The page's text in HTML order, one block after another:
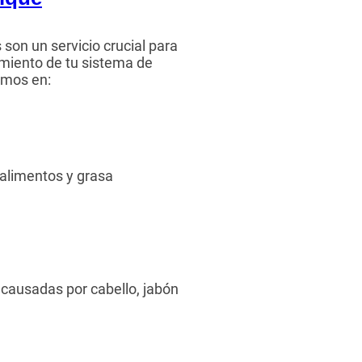
un servicio crucial para
de tu sistema de
en:
y grasa
por cabello, jabón